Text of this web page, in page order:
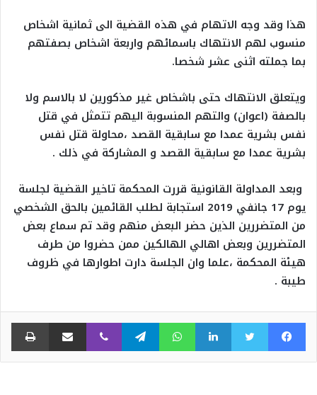
هذا وقد وجه الاتهام في هذه القضية الى ثمانية اشخاص
منسوب لهم الانتهاك باسمائهم واربعة اشخاص بصفتهم
بما جملته اثنى عشر شخصا.
ويتعلق الانتهاك حتى باشخاص غير مذكورين لا بالاسم ولا
بالصفة (اعوان) والتهم المنسوبة اليهم تتمثل في قتل
نفس بشرية عمدا مع سابقية القصد ،محاولة قتل نفس
بشرية عمدا مع سابقية القصد و المشاركة في ذلك .
وبعد المداولة القانونية قررت المحكمة تاخير القضية لجلسة
يوم 17 جانفي 2019 استجابة لطلب القائمين بالحق الشخصي
من المتضررين الذين حضر البعض منهم وقد تم سماع بعض
المتضررين وبعض اهالي الهالكين ممن حضروا من طرف
هيئة المحكمة ،علما وان الجلسة دارت اطوارها في ظروف
طيبة .
فيسبوك تويتر لينكدإن واتساب تيلقرام ڤايبر مشاركة عبر البريد